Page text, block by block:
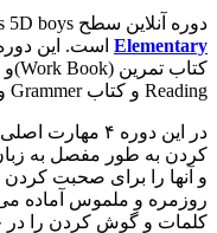
دوره آنلاین سطح Family Friends 5D boys پانزدهمین دوره از سطح
Elementary
Reading و کتاب Grammer و Stori Book است.
در این دوره ۴
کردن به طور مفصل به
و آنها را برای صحبت
روزمره و ملموس آماده
کلمات و گوش کردن را